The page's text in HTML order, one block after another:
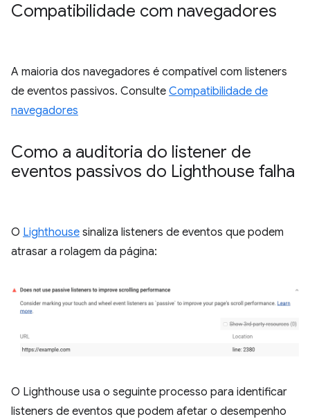
Compatibilidade com navegadores
A maioria dos navegadores é compatível com listeners
de eventos passivos. Consulte Compatibilidade de
navegadores
Como a auditoria do listener de
eventos passivos do Lighthouse falha
O Lighthouse sinaliza listeners de eventos que podem
atrasar a rolagem da página:
O Lighthouse usa o seguinte processo para identificar
listeners de eventos que podem afetar o desempenho